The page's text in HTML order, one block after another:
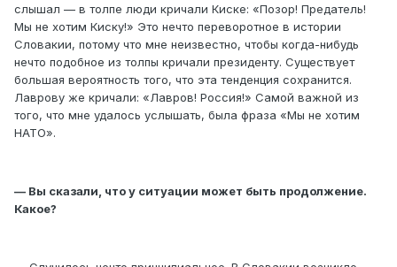
слышал — в толпе люди кричали Киске: «Позор! Предатель!
Мы не хотим Киску!» Это нечто переворотное в истории
Словакии, потому что мне неизвестно, чтобы когда-нибудь
нечто подобное из толпы кричали президенту. Существует
большая вероятность того, что эта тенденция сохранится.
Лаврову же кричали: «Лавров! Россия!» Самой важной из
того, что мне удалось услышать, была фраза «Мы не хотим
НАТО».
— Вы сказали, что у ситуации может быть продолжение.
Какое?